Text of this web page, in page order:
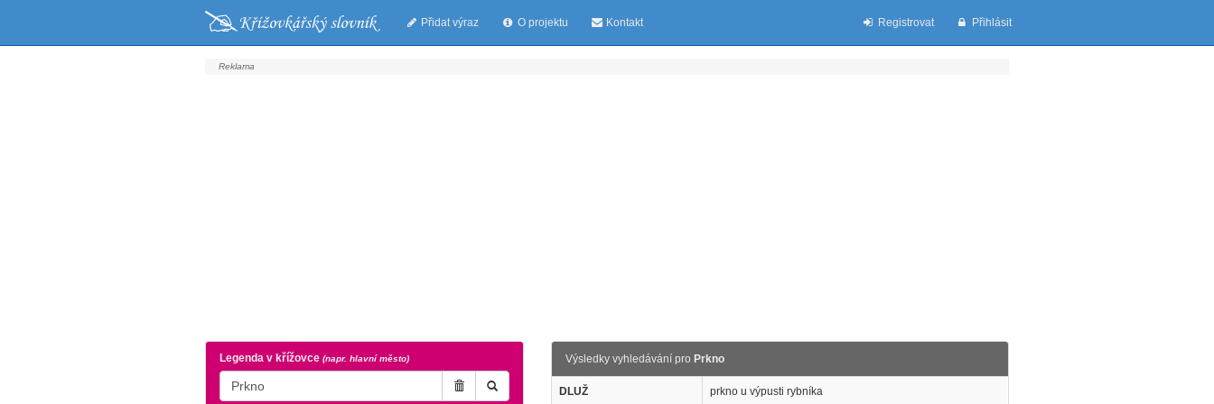
Přidat výraz O projektu Kontakt Registrovat Přihlásit
Legenda v křížovce (napr. hlavní město) Výsledky vyhledávání pro Prkno
DLUŽ prkno u výpusti rybníka